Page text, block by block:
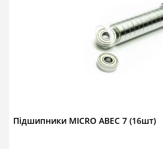
Підшипники MICRO ABEC 7 (16шт)